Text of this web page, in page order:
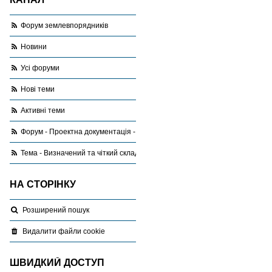
Форум землевпорядників
Новини
Усі форуми
Нові теми
Активні теми
Форум - Проектна документація - запитання,відповіді, поради
Тема - Визначений та чіткий склад матеріалів геодезичного
НА СТОРІНКУ
Розширений пошук
Видалити файли cookie
ШВИДКИЙ ДОСТУП